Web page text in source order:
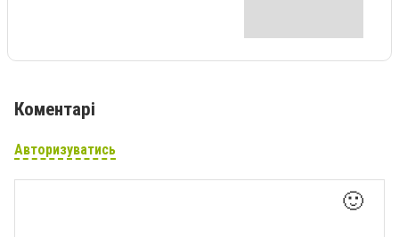
Коментарі
Авторизуватись
🙂